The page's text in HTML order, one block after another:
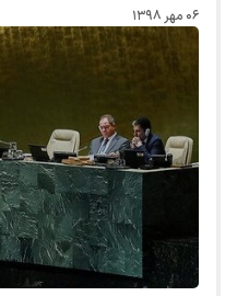
۰۶ مهر ۱۳۹۸